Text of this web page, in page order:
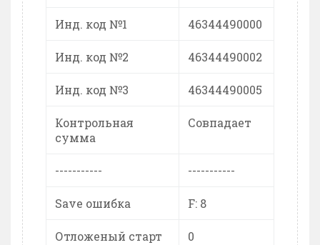
Инд. код №1 46344490000
Инд. код №2 46344490002
Инд. код №3 46344490005
Контрольная
сумма
Совпадает
----------- -----------
Save ошибка F: 8
Отложеный старт 0